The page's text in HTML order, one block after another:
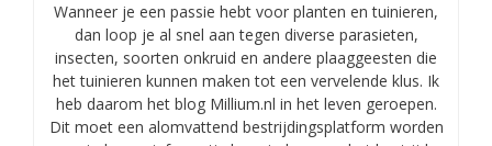
Wanneer je een passie hebt voor planten en tuinieren,
dan loop je al snel aan tegen diverse parasieten,
insecten, soorten onkruid en andere plaaggeesten die
het tuinieren kunnen maken tot een vervelende klus. Ik
heb daarom het blog Millium.nl in het leven geroepen.
Dit moet een alomvattend bestrijdingsplatform worden